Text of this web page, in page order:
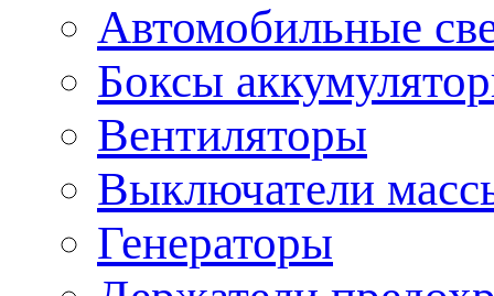
Автомобильные
Боксы
Вентиляторы
Выключатели
Генераторы